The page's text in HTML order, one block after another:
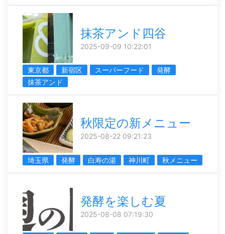
抹茶アンド四谷
2025-09-09 10:22:01
東京都 新宿区 スーパーフード
発酵
抹茶アンド
秋限定の新メニュー
2025-08-22 09:21:23
埼玉県 発酵 白寿の湯 神川町 秋メニュー
発酵を楽しむ夏
2025-08-08 07:19:30